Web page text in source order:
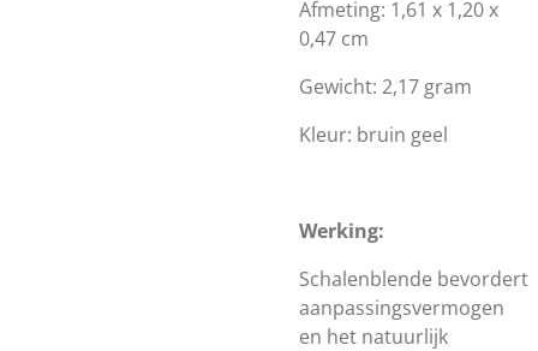
Afmeting: 1,61 x 1,20 x
0,47 cm
Gewicht: 2,17 gram
Kleur: bruin geel
Werking:
Schalenblende bevordert
aanpassingsvermogen
en het natuurlijk